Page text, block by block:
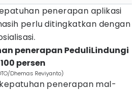
penerapan aplikasi
perlu ditingkatkan dengan
penerapan PeduliLindungi
persen
Dhemas Reviyanto)
penerapan mal-